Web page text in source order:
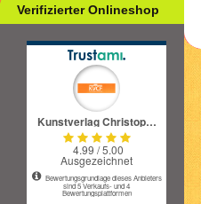
Verifizierter Onlineshop